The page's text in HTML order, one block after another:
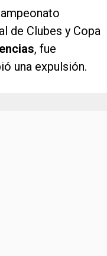
de Clubes y Copa
, fue
una expulsión.